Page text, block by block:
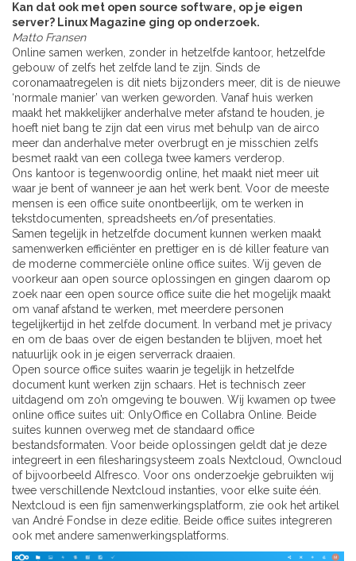
Kan dat ook met open source software, op je eigen
server? Linux Magazine ging op onderzoek.
Matto Fransen
Online samen werken, zonder in hetzelfde kantoor, hetzelfde
gebouw of zelfs het zelfde land te zijn. Sinds de
coronamaatregelen is dit niets bijzonders meer, dit is de nieuwe
‘normale manier’ van werken geworden. Vanaf huis werken
maakt het makkelijker anderhalve meter afstand te houden, je
hoeft niet bang te zijn dat een virus met behulp van de airco
meer dan anderhalve meter overbrugt en je misschien zelfs
besmet raakt van een collega twee kamers verderop.
Ons kantoor is tegenwoordig online, het maakt niet meer uit
waar je bent of wanneer je aan het werk bent. Voor de meeste
mensen is een office suite onontbeerlijk, om te werken in
tekstdocumenten, spreadsheets en/of presentaties.
Samen tegelijk in hetzelfde document kunnen werken maakt
samenwerken efficiënter en prettiger en is dé killer feature van
de moderne commerciële online office suites. Wij geven de
voorkeur aan open source oplossingen en gingen daarom op
zoek naar een open source office suite die het mogelijk maakt
om vanaf afstand te werken, met meerdere personen
tegelijkertijd in het zelfde document. In verband met je privacy
en om de baas over de eigen bestanden te blijven, moet het
natuurlijk ook in je eigen serverrack draaien.
Open source office suites waarin je tegelijk in hetzelfde
document kunt werken zijn schaars. Het is technisch zeer
uitdagend om zo’n omgeving te bouwen. Wij kwamen op twee
online office suites uit: OnlyOffice en Collabra Online. Beide
suites kunnen overweg met de standaard office
bestandsformaten. Voor beide oplossingen geldt dat je deze
integreert in een filesharingsysteem zoals Nextcloud, Owncloud
of bijvoorbeeld Alfresco. Voor ons onderzoekje gebruikten wij
twee verschillende Nextcloud instanties, voor elke suite één.
Nextcloud is een fijn samenwerkingsplatform, zie ook het artikel
van André Fondse in deze editie. Beide office suites integreren
ook met andere samenwerkingsplatforms.